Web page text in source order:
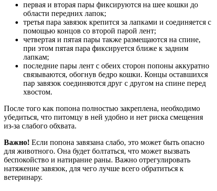
первая и вторая пары фиксируются на шее кошки до
области передних лапок;
третья пара завязок крепится за лапками и соединяется с
помощью концов со второй парой лент;
четвертая и пятая пары также размещаются на спине,
при этом пятая пара фиксируется ближе к задним
лапкам;
последние пары лент с обеих сторон попоны аккуратно
связываются, обогнув бедро кошки. Концы оставшихся
пар завязок соединяются друг с другом на спине перед
хвостом.
После того как попона полностью закреплена, необходимо
убедиться, что питомцу в ней удобно и нет риска смещения
из-за слабого обхвата.
Важно! Если попона завязана слабо, это может быть опасно
для животного. Она будет болтаться, что может вызвать
беспокойство и натирание раны. Важно отрегулировать
натяжение завязок, для чего лучше всего обратиться к
ветеринару.